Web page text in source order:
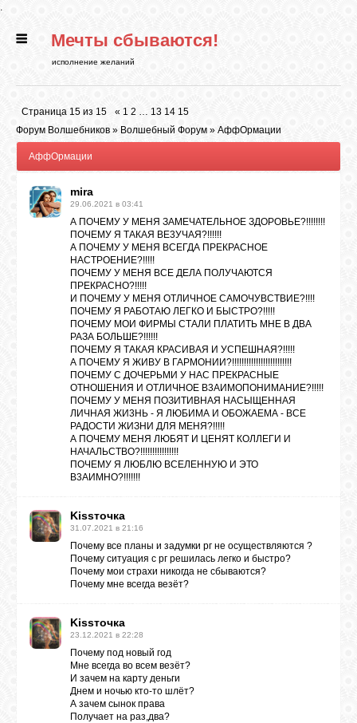
.
ГЛАВНАЯ
РИТУАЛЫ
БИБЛИОТЕКА
ФОРУМ
Мечты сбываются!
исполнение желаний
Страница 15 из 15 « 1 2 … 13 14 15
Форум Волшебников » Волшебный Форум » АффОрмации
АффОрмации
mira
29.06.2021 в 03:41
А ПОЧЕМУ У МЕНЯ ЗАМЕЧАТЕЛЬНОЕ ЗДОРОВЬЕ?!!!!!!!!
ПОЧЕМУ Я ТАКАЯ ВЕ3УЧАЯ?!!!!!!
А ПОЧЕМУ У МЕНЯ ВСЕГДА ПРЕКРАСНОЕ
НАСТРОЕНИЕ?!!!!!
ПОЧЕМУ У МЕНЯ ВСЕ ДЕЛА ПОЛУЧАЮТСЯ
ПРЕКРАСНО?!!!!!
И ПОЧЕМУ У МЕНЯ ОТЛИЧНОЕ САМОЧУВСТВИЕ?!!!!
ПОЧЕМУ Я РАБОТАЮ ЛЕГКО И БЫСТРО?!!!!!
ПОЧЕМУ МОИ ФИРМЫ СТАЛИ ПЛАТИТЬ МНЕ В ДВА
РАЗА БОЛЬШЕ?!!!!!!
ПОЧЕМУ Я ТАКАЯ КРАСИВАЯ И УСПЕШНАЯ?!!!!!
А ПОЧЕМУ Я ЖИВУ В ГАРМОНИИ?!!!!!!!!!!!!!!!!!!!!!!!!!
ПОЧЕМУ С ДОЧЕРЬМИ У НАС ПРЕКРАСНЫЕ
ОТНОШЕНИЯ И ОТЛИЧНОЕ В3АИМОПОНИМАНИЕ?!!!!!
ПОЧЕМУ У МЕНЯ ПОЗИТИВНАЯ НАСЫЩЕННАЯ
ЛИЧНАЯ ЖИ3НЬ - Я ЛЮБИМА И ОБОЖАЕМА - ВСЕ
РАДОСТИ ЖИЗНИ ДЛЯ МЕНЯ?!!!!!
А ПОЧЕМУ МЕНЯ ЛЮБЯТ И ЦЕНЯТ КОЛЛЕГИ И
НАЧАЛЬСТВО?!!!!!!!!!!!!!!!!
ПОЧЕМУ Я ЛЮБЛЮ ВСЕЛЕННУЮ И ЭТО
В3АИМНО?!!!!!!!
Kissточка
31.07.2021 в 21:16
Почему все планы и задумки рг не осуществляются ?
Почему ситуация с рг решилась легко и быстро?
Почему мои страхи никогда не сбываются?
Почему мне всегда везёт?
Kissточка
23.12.2021 в 22:28
Почему под новый год
Мне всегда во всем везёт?
И зачем на карту деньги
Днем и ночью кто-то шлёт?
А зачем сынок права
Получает на раз,два?